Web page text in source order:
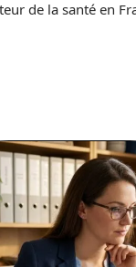
de la santé en